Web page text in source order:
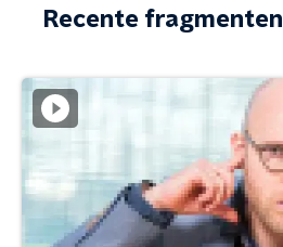
Recente fragmenten